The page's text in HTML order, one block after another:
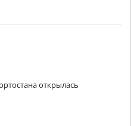
открылась